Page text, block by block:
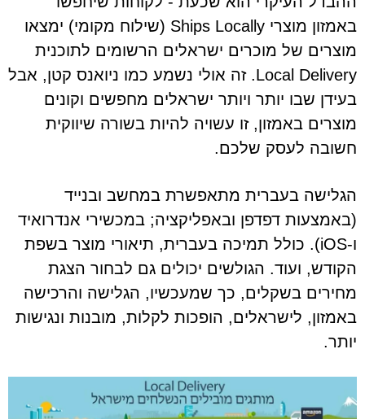
באמזון מוצרי Ships Locally (שילוח מקומי) ימצאו
מוצרים של מוכרים ישראלים הרשומים לתוכנית
Local Delivery. זה אולי נשמע כמו ניואנס קטן, אבל
בעידן שבו יותר ויותר ישראלים מחפשים וקונים
מוצרים באמזון, זו עשויה להיות בשורה שיווקית
חשובה לעסק שלכם.
הגלישה בעברית מתאפשרת במחשב ובנייד
(באמצעות דפדפן ובאפליקציה; במכשירי אנדרואיד
ו-iOS). כולל תמיכה בעברית, תיאורי מוצר בשפת
הקודש, ועוד. הגולשים יכולים גם לבחור הצגת
מחירים בשקלים, כך שמעכשיו, הגלישה והרכישה
באמזון, לישראלים, הופכות לקלות, מובנות ונגישות
יותר.